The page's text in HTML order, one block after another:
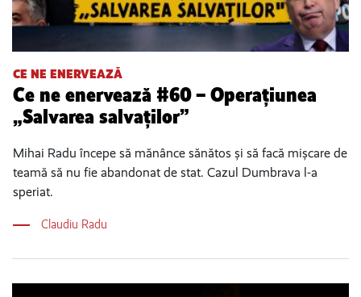
CE NE ENERVEAZĂ
Ce ne enervează #60 – Operațiunea
„Salvarea salvaților”
Mihai Radu începe să mănânce sănătos și să facă mișcare de
teamă să nu fie abandonat de stat. Cazul Dumbrava l-a
speriat.
Claudiu Radu